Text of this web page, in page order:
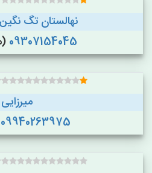
نهالستان تگ
09307154045
میرزایی
09940263975